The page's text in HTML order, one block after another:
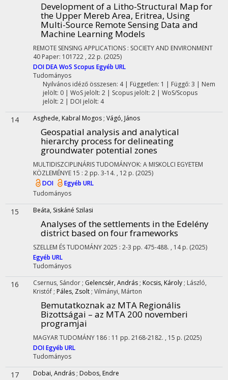
Development of a Litho-Structural Map for
the Upper Mereb Area, Eritrea, Using
Multi-Source Remote Sensing Data and
Machine Learning Models
REMOTE SENSING APPLICATIONS : SOCIETY AND ENVIRONMENT
40 Paper: 101722 , 22 p. (2025)
DOIDEAWoS Scopus Egyéb URL
Tudományos
Nyilvános idéző összesen: 4| Független: 1 | Függő: 3 | Nem
jelölt: 0 | WoS jelölt: 2 | Scopus jelölt: 2 | WoS/Scopus
jelölt: 2 | DOI jelölt: 4
14 Asghede, Kabral Mogos ; Vágó, János
Geospatial analysis and analytical
hierarchy process for delineating
groundwater potential zones
MULTIDISZCIPLINÁRIS TUDOMÁNYOK: A MISKOLCI EGYETEM
KÖZLEMÉNYE 15 : 2 pp. 3-14. , 12 p. (2025)
DOI
Egyéb URL
Tudományos
15 Beáta, Siskáné Szilasi
Analyses of the settlements in the Edelény
district based on four frameworks
SZELLEM ÉS TUDOMÁNY2025 : 2-3 pp. 475-488. , 14 p. (2025)
Egyéb URL
Tudományos
16 Csernus, Sándor ; Gelencsér, András ; Kocsis, Károly ; László,
Kristóf ; Páles, Zsolt ; Vilmányi, Márton
Bemutatkoznak az MTA Regionális
Bizottságai – az MTA 200 novemberi
programjai
MAGYAR TUDOMÁNY 186 : 11 pp. 2168-2182. , 15 p. (2025)
DOIEgyéb URL
Tudományos
17 Dobai, András ; Dobos, Endre